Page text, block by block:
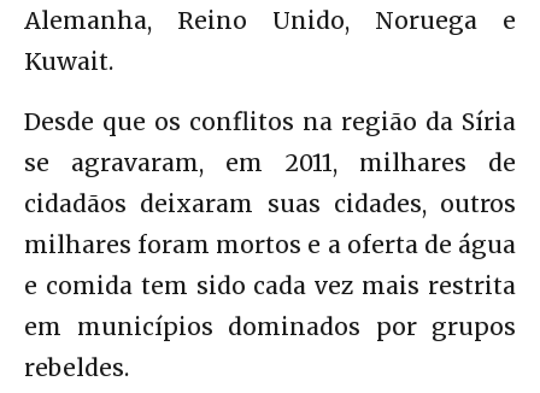
Alemanha, Reino Unido, Noruega e
Kuwait.
Desde que os conflitos na região da Síria
se agravaram, em 2011, milhares de
cidadãos deixaram suas cidades, outros
milhares foram mortos e a oferta de água
e comida tem sido cada vez mais restrita
em municípios dominados por grupos
rebeldes.